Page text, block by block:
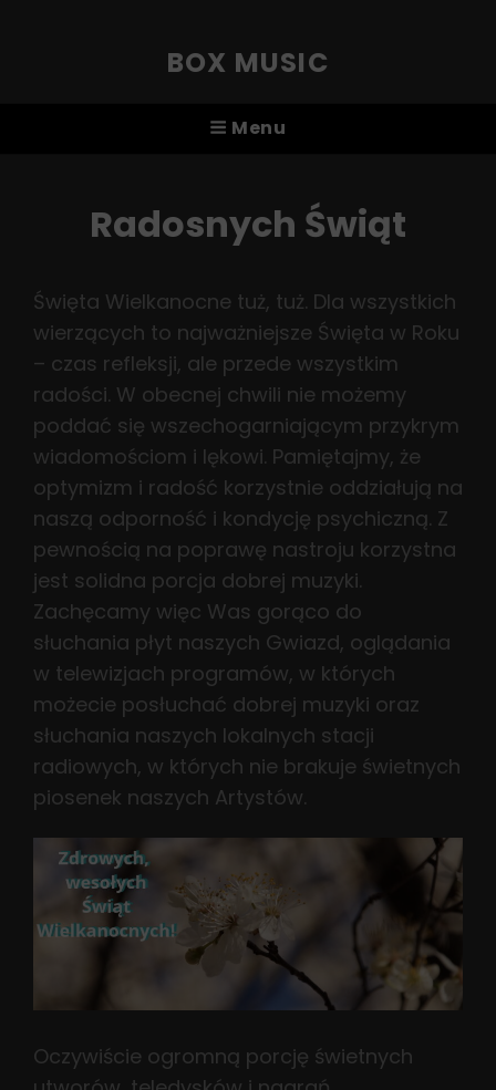
BOX MUSIC
Menu
Radosnych Świąt
Święta Wielkanocne tuż, tuż. Dla wszystkich
wierzących to najważniejsze Święta w Roku
– czas refleksji, ale przede wszystkim
radości. W obecnej chwili nie możemy
poddać się wszechogarniającym przykrym
wiadomościom i lękowi. Pamiętajmy, że
optymizm i radość korzystnie oddziałują na
naszą odporność i kondycję psychiczną. Z
pewnością na poprawę nastroju korzystna
jest solidna porcja dobrej muzyki.
Zachęcamy więc Was gorąco do
słuchania płyt naszych Gwiazd, oglądania
w telewizjach programów, w których
możecie posłuchać dobrej muzyki oraz
słuchania naszych lokalnych stacji
radiowych, w których nie brakuje świetnych
piosenek naszych Artystów.
Oczywiście ogromną porcję świetnych